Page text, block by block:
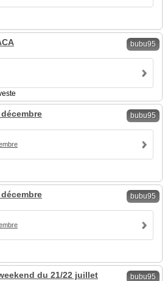
bubu95
bubu95
bubu95
bubu95
du 21/22 juillet